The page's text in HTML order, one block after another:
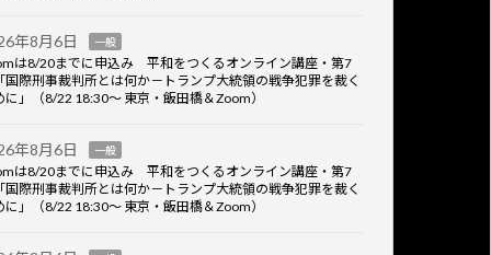
年8月6日 一般
は8/20までに申込み 平和をつくるオンライン講座・第7
国際刑事裁判所とは何か－トランプ大統領の戦争犯罪を裁く
に」（8/22 18:30～ 東京・飯田橋＆Zoom）
年8月6日 一般
は8/20までに申込み 平和をつくるオンライン講座・第7
国際刑事裁判所とは何か－トランプ大統領の戦争犯罪を裁く
に」（8/22 18:30～ 東京・飯田橋＆Zoom）